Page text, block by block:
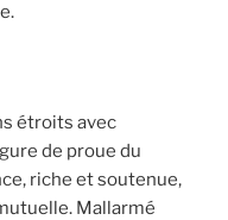
étroits avec
de proue du
riche et soutenue,
Mallarmé